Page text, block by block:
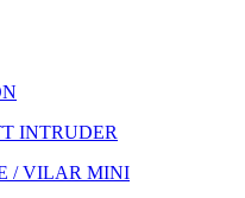
INTRUDER
/ VILAR MINI